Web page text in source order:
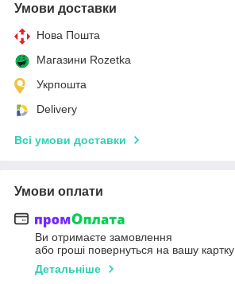
Умови доставки
Нова Пошта
Магазини Rozetka
Укрпошта
Delivery
Всі умови доставки
Умови оплати
Ви отримаєте замовлення
або гроші повернуться на вашу картку
Детальніше